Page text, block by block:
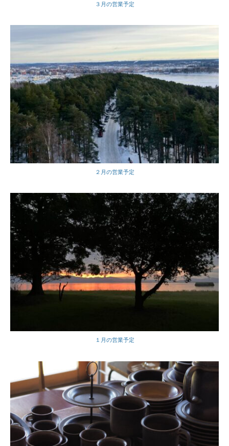
３月の営業予定
２月の営業予定
１月の営業予定